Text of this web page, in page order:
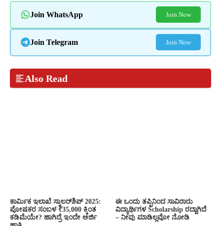
Join WhatsApp Join Now
Join Telegram Join Now
Also Read
ಕಾರ್ಮಿಕ ಇಲಾಖೆ ಸ್ಕಾಲರ್‌ಶಿಪ್ 2025:
ಪೋಷಕರ ಸಂಬಳ ₹35,000 ಕ್ಕಿಂತ
ಕಡಿಮೆಯೇ? ಹಾಗಿದ್ರೆ ಇಂದೇ ಅರ್ಜಿ
ಈ ಒಂದು ತಪ್ಪಿನಿಂದ ಸಾವಿರಾರು
ವಿದ್ಯಾರ್ಥಿಗಳ Scholarship ರದ್ದಾಗಿದೆ
– ನೀವು ಮಾಡಿಲ್ಲವೋ ನೋಡಿ